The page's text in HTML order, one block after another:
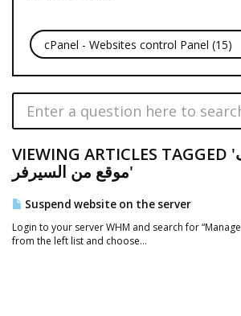
VIEWING ARTICLES TAGGED 'طريقة ايقاف
موقع من السيرفر'
Suspend website on the server
Login to your server WHM and search for
from the left list and choose...